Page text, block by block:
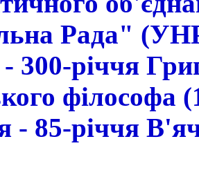
Рада"
- 300-річчя
філософа
- 85-річчя